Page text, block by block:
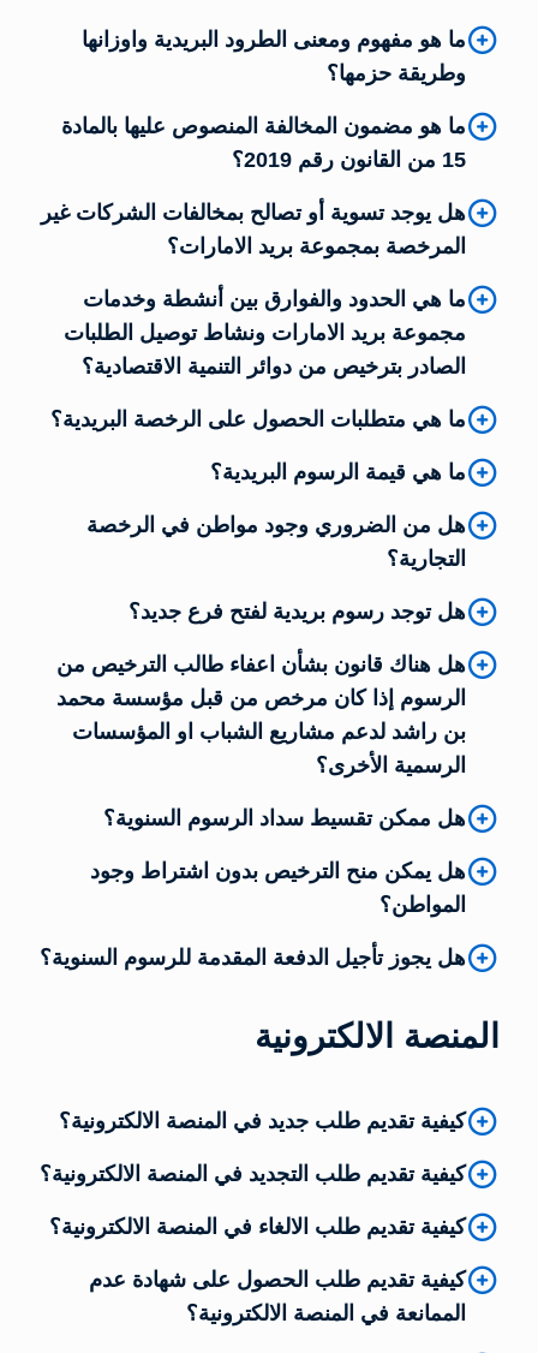
ما هو مفهوم ومعنى الطرود البريدية واوزانها
وطريقة حزمها؟
ما هو مضمون المخالفة المنصوص عليها بالمادة
15 من القانون رقم 2019؟
هل يوجد تسوية أو تصالح بمخالفات الشركات غير
المرخصة بمجموعة بريد الامارات؟
ما هي الحدود والفوارق بين أنشطة وخدمات
مجموعة بريد الامارات ونشاط توصيل الطلبات
الصادر بترخيص من دوائر التنمية الاقتصادية؟
ما هي متطلبات الحصول على الرخصة البريدية؟
ما هي قيمة الرسوم البريدية؟
هل من الضروري وجود مواطن في الرخصة
التجارية؟
هل توجد رسوم بريدية لفتح فرع جديد؟
هل هناك قانون بشأن اعفاء طالب الترخيص من
الرسوم إذا كان مرخص من قبل مؤسسة محمد
بن راشد لدعم مشاريع الشباب او المؤسسات
الرسمية الأخرى؟
هل ممكن تقسيط سداد الرسوم السنوية؟
هل يمكن منح الترخيص بدون اشتراط وجود
المواطن؟
هل يجوز تأجيل الدفعة المقدمة للرسوم السنوية؟
المنصة الالكترونية
كيفية تقديم طلب جديد في المنصة الالكترونية؟
كيفية تقديم طلب التجديد في المنصة الالكترونية؟
كيفية تقديم طلب الالغاء في المنصة الالكترونية؟
كيفية تقديم طلب الحصول على شهادة عدم
الممانعة في المنصة الالكترونية؟